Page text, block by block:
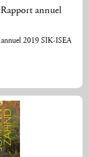
annuel
2019 SIK-ISEA